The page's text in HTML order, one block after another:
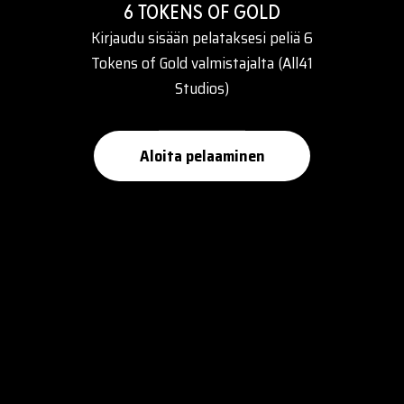
6 TOKENS OF GOLD
Kirjaudu sisään pelataksesi peliä 6
Tokens of Gold valmistajalta (All41
Studios)
Aloita pelaaminen